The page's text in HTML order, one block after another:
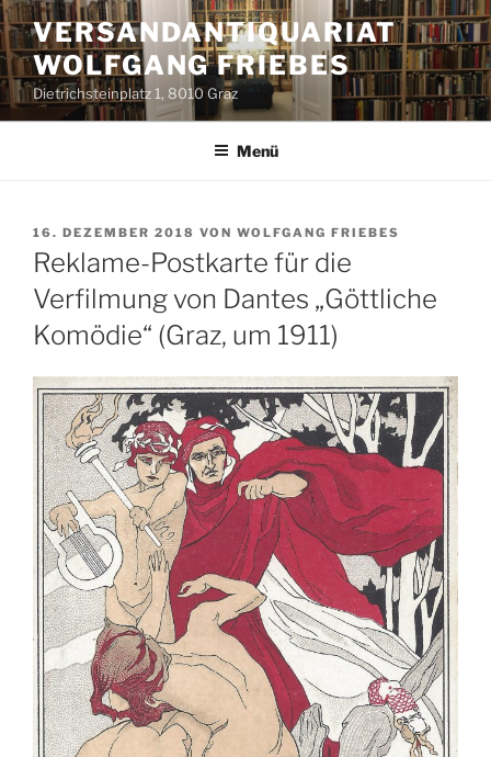
Zum
Inhalt
springen
VERSANDANTIQUARIAT
WOLFGANG FRIEBES
Dietrichsteinplatz 1, 8010 Graz
Menü
VERÖFFENTLICHT
AM
16. DEZEMBER 2018 VON WOLFGANG FRIEBES
Reklame-Postkarte für die
Verfilmung von Dantes „Göttliche
Komödie“ (Graz, um 1911)